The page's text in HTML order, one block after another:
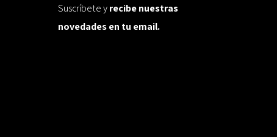
Suscríbete yrecibe nuestras
novedades en tu email.